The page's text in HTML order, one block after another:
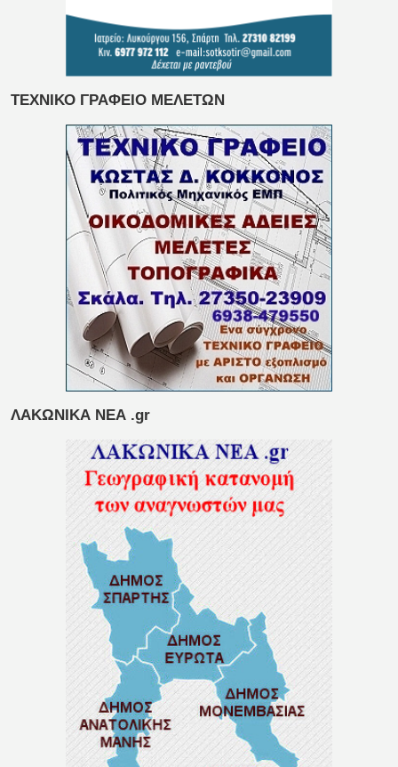
ΤΕΧΝΙΚΟ ΓΡΑΦΕΙΟ ΜΕΛΕΤΩΝ
ΛΑΚΩΝΙΚΑ ΝΕΑ .gr